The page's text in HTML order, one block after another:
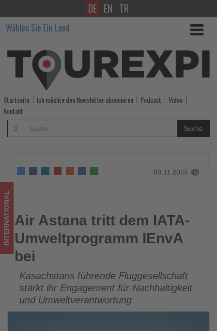
Air
Astana
tritt
dem
IATA-
Umweltprogramm
IEnvA
Wissen,
was
im
Tourismus
los
ist!
DE EN TR
Wählen Sie Ein Land
Startseite Ich möchte den Newsletter abonnieren Podcast
Video
Kontakt
Suche
03.11.2025
Air Astana tritt dem IATA-Umweltprogramm IEnvA bei
INTERNATIONAL Air Astana tritt dem IATA-
Umweltprogramm IEnvA
bei
Kasachstans führende Fluggesellschaft
stärkt ihr Engagement für Nachhaltigkeit
und Umweltverantwortung